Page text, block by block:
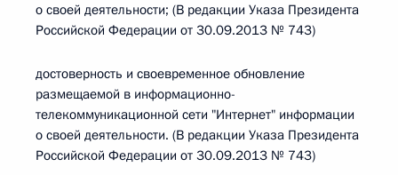
о своей деятельности; (В редакции Указа Президента
Российской Федерации от 30.09.2013 № 743)
достоверность и своевременное обновление
размещаемой в информационно-
телекоммуникационной сети "Интернет" информации
о своей деятельности. (В редакции Указа Президента
Российской Федерации от 30.09.2013 № 743)